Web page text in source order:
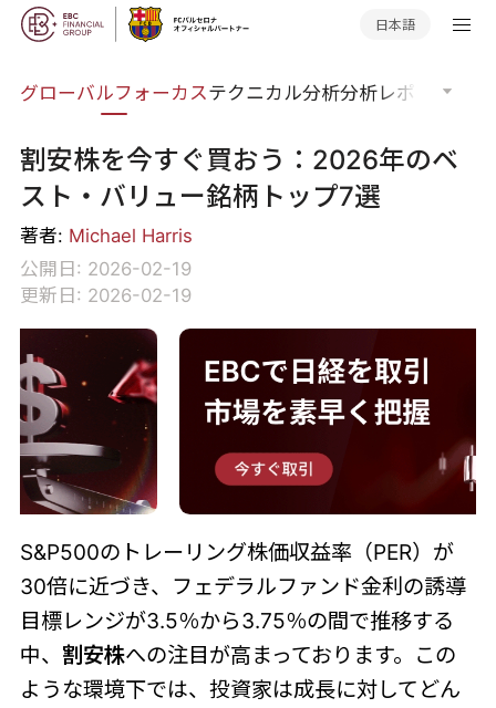
日本語
グローバルフォーカステクニカル分析分析レポート
割安株を今すぐ買おう：2026年のベ
スト・バリュー銘柄トップ7選
著者: Michael Harris
公開日: 2026-02-19
更新日: 2026-02-19
S&P500のトレーリング株価収益率（PER）が
30倍に近づき、フェデラルファンド金利の誘導
目標レンジが3.5％から3.75％の間で推移する
中、 割安株への注目が高まっております。この
ような環境下では、投資家は成長に対してどん